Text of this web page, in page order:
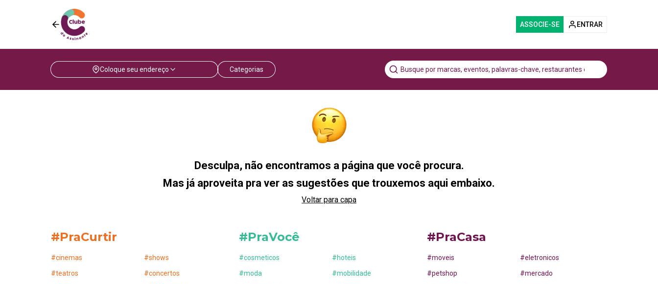
ASSOCIE-SE ENTRAR
Coloque seu endereço Categorias
Desculpa, não encontramos a página que você procura.
Mas já aproveita pra ver as sugestões que trouxemos aqui embaixo.
Voltar para capa
#PraCurtir
#cinemas #shows
#teatros #concertos
#PraVocê
#cosmeticos #hoteis
#moda #mobilidade
#PraCasa
#moveis #eletronicos
#petshop #mercado